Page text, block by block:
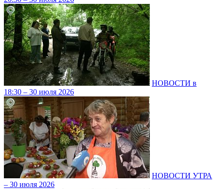
НОВОСТИ в
18:30 – 30 июля 2026
НОВОСТИ УТРА
– 30 июля 2026